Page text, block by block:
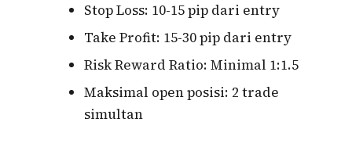
Stop Loss: 10-15 pip dari entry
Take Profit: 15-30 pip dari entry
Risk Reward Ratio: Minimal 1:1.5
Maksimal open posisi: 2 trade
simultan